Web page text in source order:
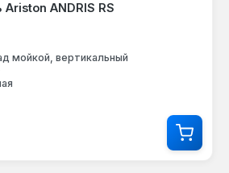
ANDRIS RS
мойкой, вертикальный